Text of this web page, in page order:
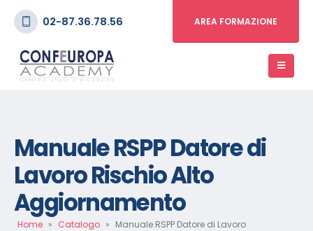
02-87.36.78.56 AREA FORMAZIONE
Manuale RSPP Datore di
Lavoro Rischio Alto
Aggiornamento
Home » Catalogo » Manuale RSPP Datore di Lavoro